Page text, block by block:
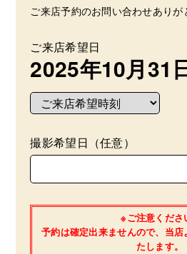
ご来店予約のお問い合わせありが
ご来店希望日
2025年10月31
撮影希望日（任意）
※ご注意くださ
予約は確定出来ませんので、当
たします。